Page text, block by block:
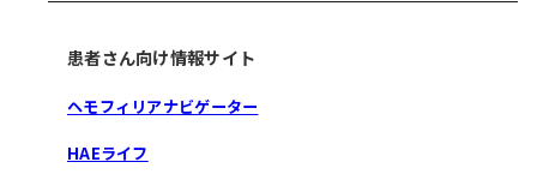
患者さん向け情報サイト
ヘモフィリアナビゲーター
HAEライフ